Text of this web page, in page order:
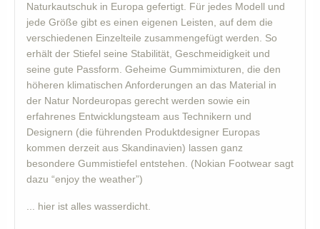
Naturkautschuk in Europa gefertigt. Für jedes Modell und
jede Größe gibt es einen eigenen Leisten, auf dem die
verschiedenen Einzelteile zusammengefügt werden. So
erhält der Stiefel seine Stabilität, Geschmeidigkeit und
seine gute Passform. Geheime Gummimixturen, die den
höheren klimatischen Anforderungen an das Material in
der Natur Nordeuropas gerecht werden sowie ein
erfahrenes Entwicklungsteam aus Technikern und
Designern (die führenden Produktdesigner Europas
kommen derzeit aus Skandinavien) lassen ganz
besondere Gummistiefel entstehen. (Nokian Footwear sagt
dazu “enjoy the weather”)
... hier ist alles wasserdicht.